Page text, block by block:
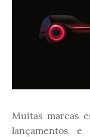
Muitas marcas
lançamentos